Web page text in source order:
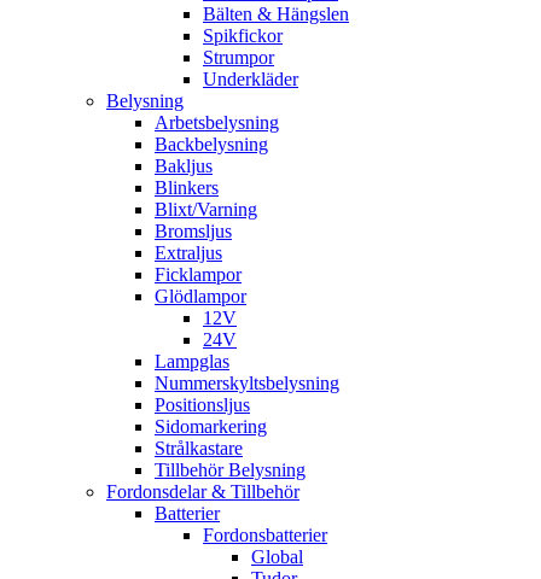
Bälten & Hängslen
Spikfickor
Strumpor
Underkläder
Belysning
Arbetsbelysning
Backbelysning
Bakljus
Blinkers
Blixt/Varning
Bromsljus
Extraljus
Ficklampor
Glödlampor
12V
24V
Lampglas
Nummerskyltsbelysning
Positionsljus
Sidomarkering
Strålkastare
Tillbehör Belysning
Fordonsdelar & Tillbehör
Batterier
Fordonsbatterier
Global